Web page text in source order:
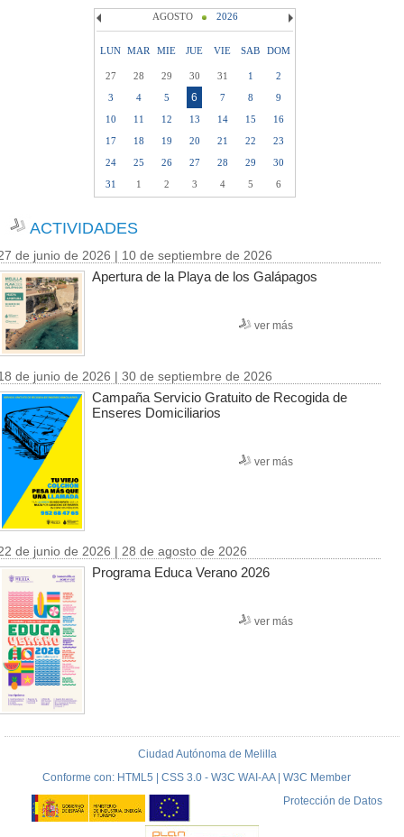
AGOSTO 2026
LUN MAR MIE JUE VIE SAB DOM
27 28 29 30 31 1
2
3
4 5 6 7 8
9
10
11 12 13 14 15
16
17
18 19 20 21 22
23
24
25 26 27 28 29
30
31
1 2 3 4 5 6
ACTIVIDADES
de junio de 2026 | 10 de septiembre de 2026
Apertura de la Playa de los Galápagos
ver más
de junio de 2026 | 30 de septiembre de 2026
Campaña Servicio Gratuito de Recogida de
Enseres Domiciliarios
ver más
de junio de 2026 | 28 de agosto de 2026
Programa Educa Verano 2026
ver más
Ciudad Autónoma de Melilla
Conforme con: HTML5 | CSS 3.0 - W3C WAI-AA | W3C Member
Protección de Datos